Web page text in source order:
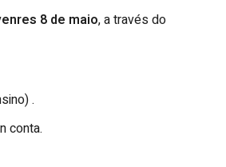
8 de maio, a través do
.
conta.